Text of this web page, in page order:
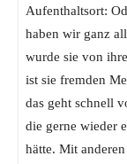
Aufenthaltsort:
haben wir ganz
wurde sie von
ist sie fremden
das geht schnell
die gerne wieder
hätte. Mit